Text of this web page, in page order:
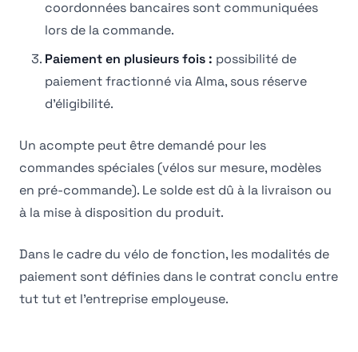
coordonnées bancaires sont communiquées
lors de la commande.
Paiement en plusieurs fois : possibilité de
paiement fractionné via Alma, sous réserve
d'éligibilité.
Un acompte peut être demandé pour les
commandes spéciales (vélos sur mesure, modèles
en pré-commande). Le solde est dû à la livraison ou
à la mise à disposition du produit.
Dans le cadre du vélo de fonction, les modalités de
paiement sont définies dans le contrat conclu entre
tut tut et l'entreprise employeuse.